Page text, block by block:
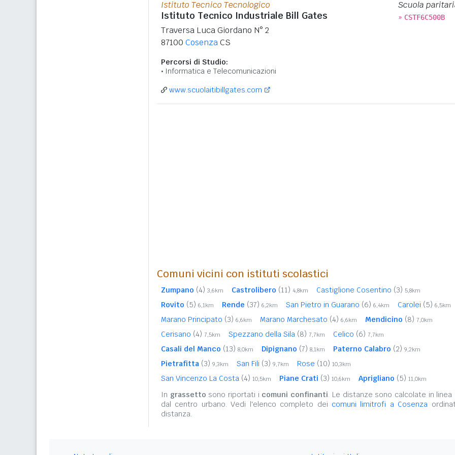
Istituto Tecnico Tecnologico
Istituto Tecnico Industriale Bill Gates
Traversa Luca Giordano N° 2
87100 CosenzaCS
Percorsi di Studio:
Informatica e Telecomunicazioni
Scuola
» CSTF6C500B
www.scuolaitibillgates.com
Comuni vicini con istituti scolastici
Zumpano (4) 3,6km Castrolibero (11) 4,8km Castiglione Cosentino (3) 5,8km
Rovito (5) 6,1km Rende (37) 6,2km San Pietro in Guarano (6) 6,4km Carolei (5) 6,5km
Marano Principato (3) 6,6km Marano Marchesato (4) 6,6km Mendicino (8) 7,0km
Cerisano (4) 7,5km Spezzano della Sila (8) 7,7km Celico (6) 7,7km
Casali del Manco (13) 8,0km Dipignano (7) 8,1km Paterno Calabro (2) 9,2km
Pietrafitta (3) 9,3km San Fili (3) 9,7km Rose (10) 10,3km
San Vincenzo La Costa (4) 10,5km Piane Crati (3) 10,6km Aprigliano (5) 11,0km
In grassetto sono riportati i comuni confinanti. Le distanze sono calcolate in linea
dal centro urbano. Vedi l'elenco completo dei comuni limitrofi a Cosenza
distanza.